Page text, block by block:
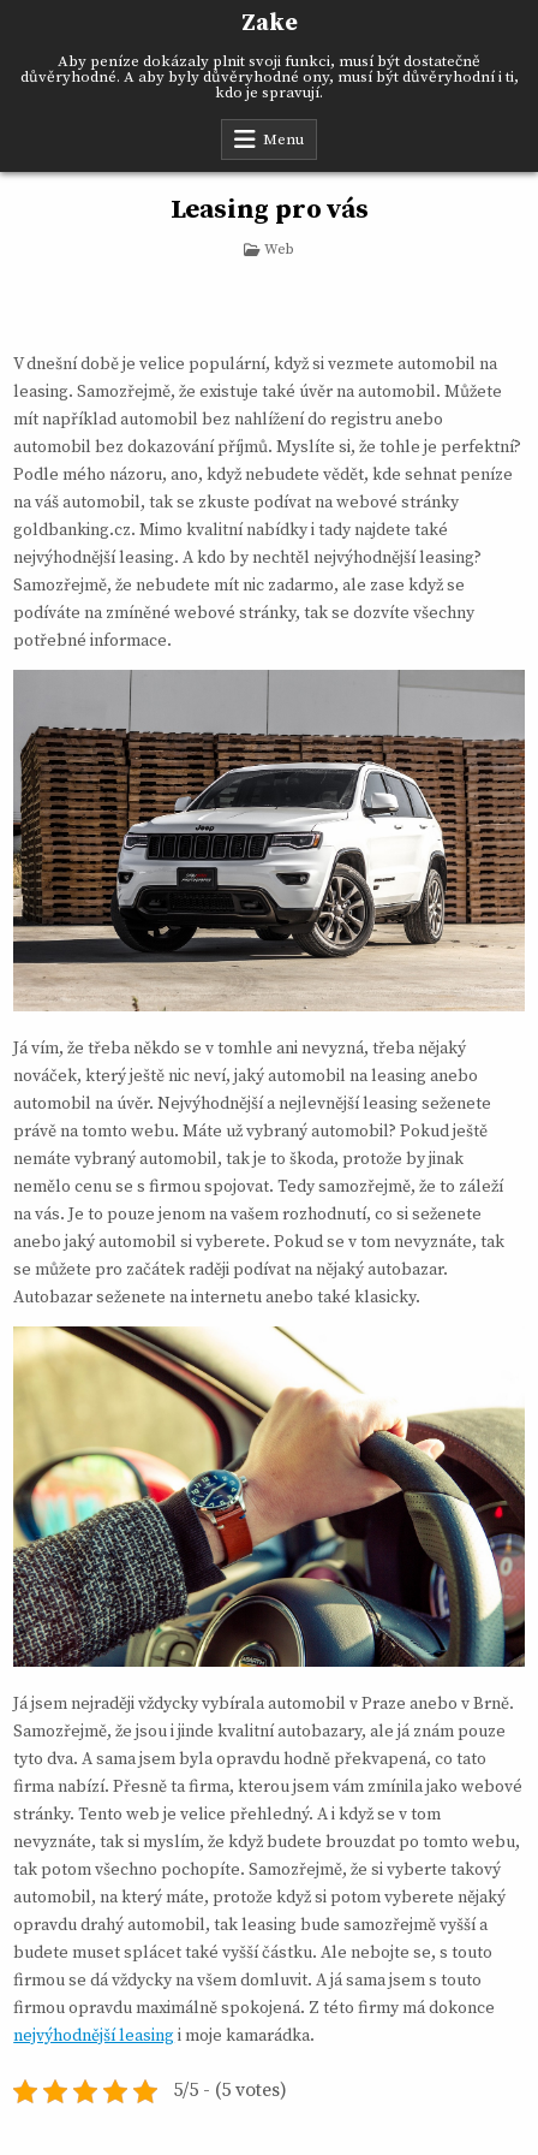
Zake
Aby peníze dokázaly plnit svoji funkci, musí být dostatečně
důvěryhodné. A aby byly důvěryhodné ony, musí být důvěryhodní i ti,
kdo je spravují.
Menu
Leasing pro vás
Posted
Web
V dnešní době je velice populární, když si vezmete automobil na
leasing. Samozřejmě, že existuje také úvěr na automobil. Můžete
mít například automobil bez nahlížení do registru anebo
automobil bez dokazování příjmů. Myslíte si, že tohle je perfektní?
Podle mého názoru, ano, když nebudete vědět, kde sehnat peníze
na váš automobil, tak se zkuste podívat na webové stránky
goldbanking.cz. Mimo kvalitní nabídky i tady najdete také
nejvýhodnější leasing. A kdo by nechtěl nejvýhodnější leasing?
Samozřejmě, že nebudete mít nic zadarmo, ale zase když se
podíváte na zmíněné webové stránky, tak se dozvíte všechny
potřebné informace.
Já vím, že třeba někdo se v tomhle ani nevyzná, třeba nějaký
nováček, který ještě nic neví, jaký automobil na leasing anebo
automobil na úvěr. Nejvýhodnější a nejlevnější leasing seženete
právě na tomto webu. Máte už vybraný automobil? Pokud ještě
nemáte vybraný automobil, tak je to škoda, protože by jinak
nemělo cenu se s firmou spojovat. Tedy samozřejmě, že to záleží
na vás. Je to pouze jenom na vašem rozhodnutí, co si seženete
anebo jaký automobil si vyberete. Pokud se v tom nevyznáte, tak
se můžete pro začátek raději podívat na nějaký autobazar.
Autobazar seženete na internetu anebo také klasicky.
Já jsem nejraději vždycky vybírala automobil v Praze anebo v Brně.
Samozřejmě, že jsou i jinde kvalitní autobazary, ale já znám pouze
tyto dva. A sama jsem byla opravdu hodně překvapená, co tato
firma nabízí. Přesně ta firma, kterou jsem vám zmínila jako webové
stránky. Tento web je velice přehledný. A i když se v tom
nevyznáte, tak si myslím, že když budete brouzdat po tomto webu,
tak potom všechno pochopíte. Samozřejmě, že si vyberte takový
automobil, na který máte, protože když si potom vyberete nějaký
opravdu drahý automobil, tak leasing bude samozřejmě vyšší a
budete muset splácet také vyšší částku. Ale nebojte se, s touto
firmou se dá vždycky na všem domluvit. A já sama jsem s touto
firmou opravdu maximálně spokojená. Z této firmy má dokonce
nejvýhodnější leasingi moje kamarádka.
5/5 - (5 votes)